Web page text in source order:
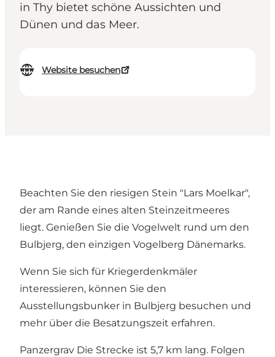
in Thy bietet schöne Aussichten und
Dünen und das Meer.
Website besuchen
Beachten Sie den riesigen Stein "Lars Moelkar",
der am Rande eines alten Steinzeitmeeres
liegt. Genießen Sie die Vogelwelt rund um den
Bulbjerg, den einzigen Vogelberg Dänemarks.
Wenn Sie sich für Kriegerdenkmäler
interessieren, können Sie den
Ausstellungsbunker in Bulbjerg besuchen und
mehr über die Besatzungszeit erfahren.
Panzergrav Die Strecke ist 5,7 km lang. Folgen